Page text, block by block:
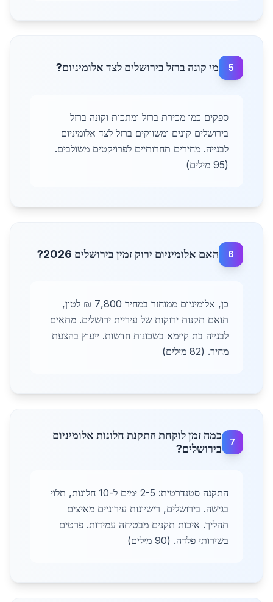
5 מי קונה ברזל בירושלים לצד אלומיניום?
ספקים כמו מכירת ברזל ומתכות וקונה ברזל
בירושלים קונים ומשווקים ברזל לצד אלומיניום
לבנייה. מחירים תחרותיים לפרויקטים משולבים.
(95 מילים)
6 האם אלומיניום ירוק זמין בירושלים 2026?
כן, אלומיניום ממוחזר במחיר 7,800 ₪ לטון,
תואם תקנות ירוקות של עיריית ירושלים. מתאים
לבנייה בת קיימא בשכונות חדשות. ייעוץ בהצעת
מחיר. (82 מילים)
7
כמה זמן לוקחת התקנת חלונות אלומיניום
בירושלים?
התקנה סטנדרטית: 2-5 ימים ל-10 חלונות, תלוי
בגישה. בירושלים, רישיונות עירוניים מאיצים
תהליך. איכות תקנים מבטיחה עמידות. פרטים
בשירותי פלדה. (90 מילים)